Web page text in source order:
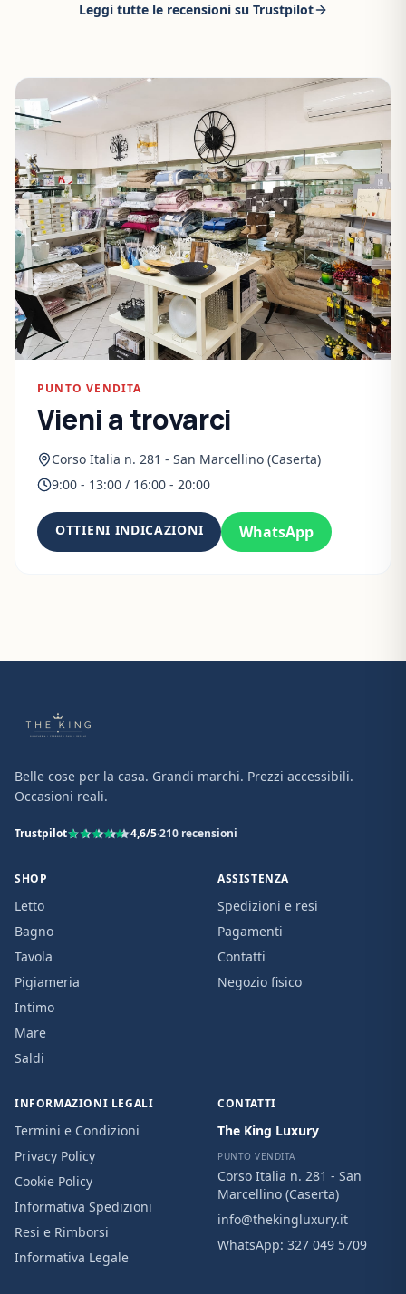
Leggi tutte le recensioni su Trustpilot
PUNTO VENDITA
Vieni a trovarci
Corso Italia n. 281 - San Marcellino (Caserta)
9:00 - 13:00 / 16:00 - 20:00
OTTIENI INDICAZIONI WhatsApp
Belle cose per la casa. Grandi marchi. Prezzi accessibili.
Occasioni reali.
Trustpilot 4,6/5·210 recensioni
SHOP
Letto
Bagno
Tavola
Pigiameria
Intimo
Mare
Saldi
ASSISTENZA
Spedizioni e resi
Pagamenti
Contatti
Negozio fisico
INFORMAZIONI LEGALI
Termini e Condizioni
Privacy Policy
Cookie Policy
Informativa Spedizioni
Resi e Rimborsi
Informativa Legale
CONTATTI
The King Luxury
PUNTO VENDITA
Corso Italia n. 281 - San
Marcellino (Caserta)
info@thekingluxury.it
WhatsApp: 327 049 5709